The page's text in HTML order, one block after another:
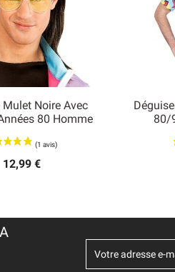
Mulet Noire Avec
80 Homme
12,99 €
rapide
80/